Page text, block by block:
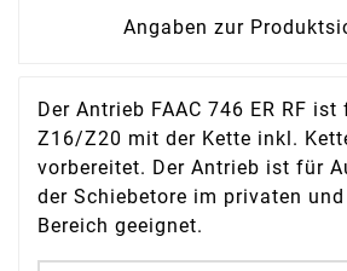
Angaben zur
Der Antrieb FAAC 746 ER RF
Z16/Z20 mit der Kette inkl.
vorbereitet. Der Antrieb ist für
der Schiebetore im privaten
Bereich geeignet.